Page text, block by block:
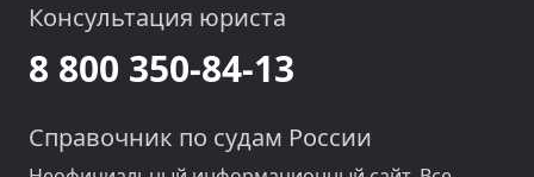
Консультация юриста
8 800 350-84-13
Справочник по судам России